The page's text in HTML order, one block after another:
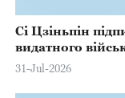
Сі Цзіньпін
видатного
31-Jul-2026